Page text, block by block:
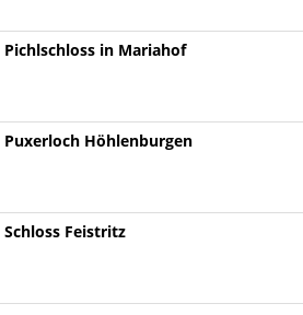
Pichlschloss in Mariahof
Puxerloch Höhlenburgen
Schloss Feistritz